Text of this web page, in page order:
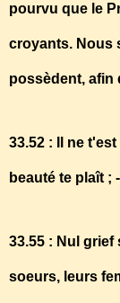
pourvu que le
croyants. Nous
possèdent, afin
33.52 : Il ne
beauté te plaît
33.55 : Nul
soeurs, leurs